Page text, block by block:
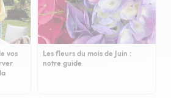
vos
Les fleurs du mois de Juin :
notre guide